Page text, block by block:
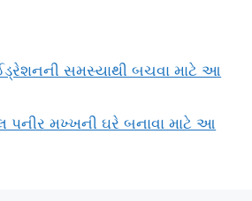
સમસ્યાથી બચવા માટે આ
પનીર મખ્ખની ઘરે બનાવા માટે આ